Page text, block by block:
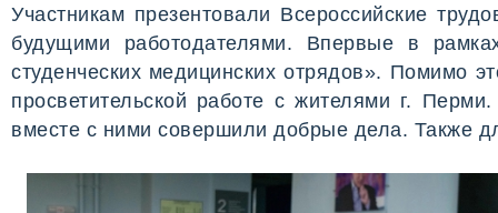
Участникам презентовали Всероссийские
будущими работодателями. Впервые в
студенческих медицинских отрядов». Помимо
просветительской работе с жителями г.
вместе с ними совершили добрые дела. Также